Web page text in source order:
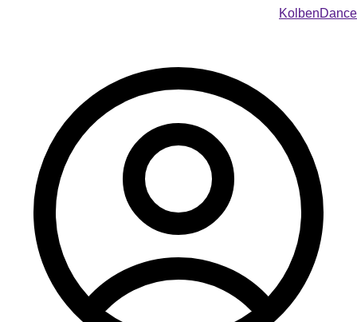
KolbenDance